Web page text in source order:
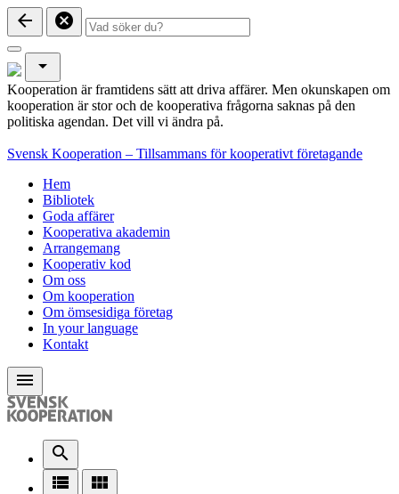
arrow_back cancel
arrow_drop_down
Kooperation är framtidens sätt att driva affärer. Men okunskapen om
kooperation är stor och de kooperativa frågorna saknas på den
politiska agendan. Det vill vi ändra på.
Svensk Kooperation – Tillsammans för kooperativt företagande
Hem
Bibliotek
Goda affärer
Kooperativa akademin
Arrangemang
Kooperativ kod
Om oss
Om kooperation
Om ömsesidiga företag
In your language
Kontakt
menu
search
view_list
view_module